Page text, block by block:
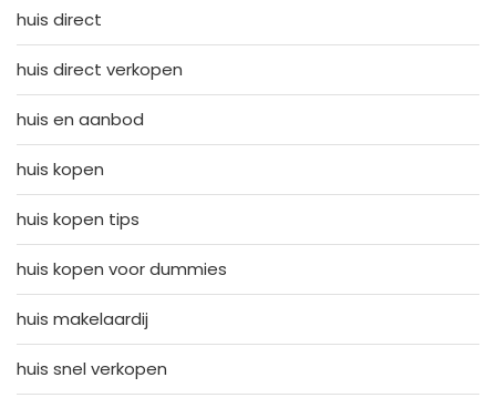
huis direct
huis direct verkopen
huis en aanbod
huis kopen
huis kopen tips
huis kopen voor dummies
huis makelaardij
huis snel verkopen